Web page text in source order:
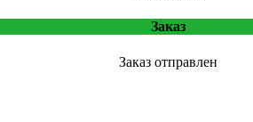
Заказ
Заказ отправлен